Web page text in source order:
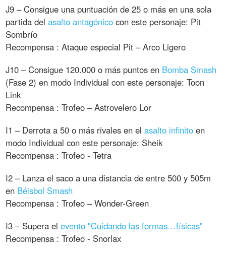
J9 – Consigue una puntuación de 25 o más en una sola
partida delasalto antagónico con este personaje: Pit
Sombrío
Recompensa : Ataque especial Pit – Arco Ligero
J10 – Consigue 120.000 o más puntos en Bomba Smash
(Fase 2) en modo Individual con este personaje: Toon
Link
Recompensa : Trofeo – Astrovelero Lor
I1 – Derrota a 50 o más rivales en elasalto infinito en
modo Individual con este personaje: Sheik
Recompensa : Trofeo - Tetra
I2 – Lanza el saco a una distancia de entre 500 y 505m
en Béisbol Smash
Recompensa : Trofeo – Wonder-Green
I3 – Supera elevento "Cuidando las formas…físicas"
Recompensa : Trofeo - Snorlax